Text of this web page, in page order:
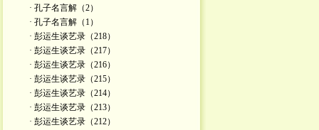
· 孔子名言解（2）
· 孔子名言解（1）
· 彭运生谈艺录（218）
· 彭运生谈艺录（217）
· 彭运生谈艺录（216）
· 彭运生谈艺录（215）
· 彭运生谈艺录（214）
· 彭运生谈艺录（213）
· 彭运生谈艺录（212）